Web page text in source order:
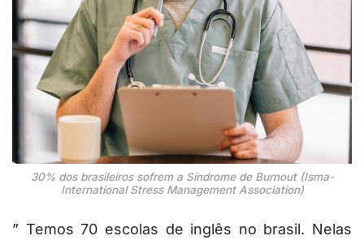
30% dos brasileiros sofrem a Síndrome de Burnout (Isma-
International Stress Management Association)
” Temos 70 escolas de inglês no brasil. Nelas